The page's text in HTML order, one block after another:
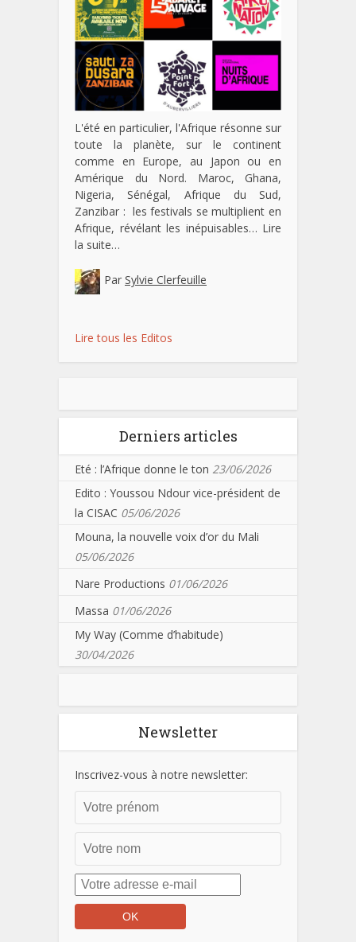
L'été en particulier, l'Afrique résonne sur
toute la planète, sur le continent
comme en Europe, au Japon ou en
Amérique du Nord. Maroc, Ghana,
Nigeria, Sénégal, Afrique du Sud,
Zanzibar : les festivals se multiplient en
Afrique, révélant les inépuisables… Lire
la suite…
Par Sylvie Clerfeuille
Lire tous les Editos
Derniers articles
Eté : l’Afrique donne le ton 23/06/2026
Edito : Youssou Ndour vice-président de
la CISAC 05/06/2026
Mouna, la nouvelle voix d’or du Mali
05/06/2026
Nare Productions 01/06/2026
Massa 01/06/2026
My Way (Comme d’habitude)
30/04/2026
Newsletter
Inscrivez-vous à notre newsletter: